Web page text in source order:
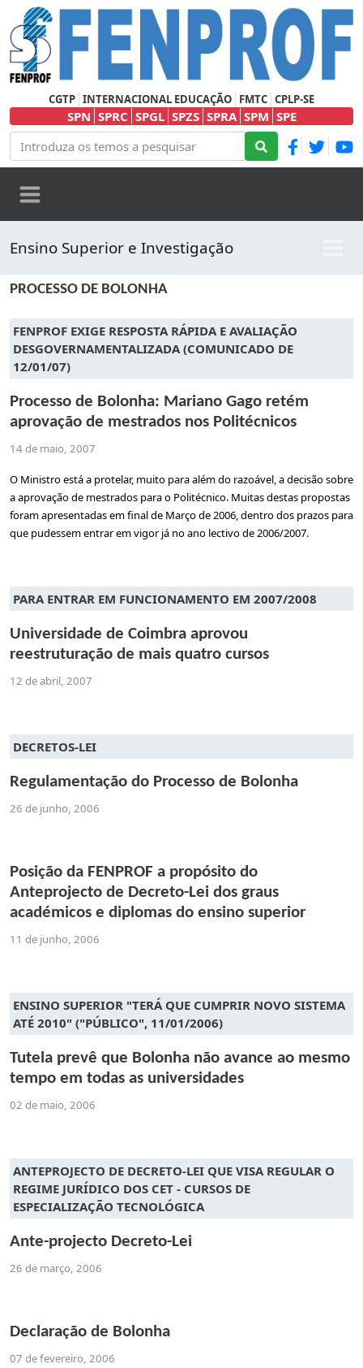
CGTP INTERNACIONAL EDUCAÇÃO FMTC CPLP-SE
SPN SPRC SPGL SPZS SPRA SPM SPE
Ensino Superior e Investigação
PROCESSO DE BOLONHA
FENPROF EXIGE RESPOSTA RÁPIDA E AVALIAÇÃO
DESGOVERNAMENTALIZADA (COMUNICADO DE
12/01/07)
Processo de Bolonha: Mariano Gago retém
aprovação de mestrados nos Politécnicos
14 de maio, 2007
O Ministro está a protelar, muito para além do razoável, a decisão sobre
a aprovação de mestrados para o Politécnico. Muitas destas propostas
foram apresentadas em final de Março de 2006, dentro dos prazos para
que pudessem entrar em vigor já no ano lectivo de 2006/2007.
PARA ENTRAR EM FUNCIONAMENTO EM 2007/2008
Universidade de Coimbra aprovou
reestruturação de mais quatro cursos
12 de abril, 2007
DECRETOS-LEI
Regulamentação do Processo de Bolonha
26 de junho, 2006
Posição da FENPROF a propósito do
Anteprojecto de Decreto-Lei dos graus
académicos e diplomas do ensino superior
11 de junho, 2006
ENSINO SUPERIOR "TERÁ QUE CUMPRIR NOVO SISTEMA
ATÉ 2010" ("PÚBLICO", 11/01/2006)
Tutela prevê que Bolonha não avance ao mesmo
tempo em todas as universidades
02 de maio, 2006
ANTEPROJECTO DE DECRETO-LEI QUE VISA REGULAR O
REGIME JURÍDICO DOS CET - CURSOS DE
ESPECIALIZAÇÃO TECNOLÓGICA
Ante-projecto Decreto-Lei
26 de março, 2006
Declaração de Bolonha
07 de fevereiro, 2006